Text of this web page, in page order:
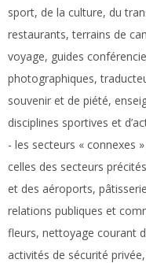
sport, de la culture, du
restaurants, terrains de
voyage, guides
photographiques,
souvenir et de piété,
disciplines sportives et
- les secteurs « connexes
celles des secteurs
et des aéroports,
relations publiques et
fleurs, nettoyage courant
activités de sécurité